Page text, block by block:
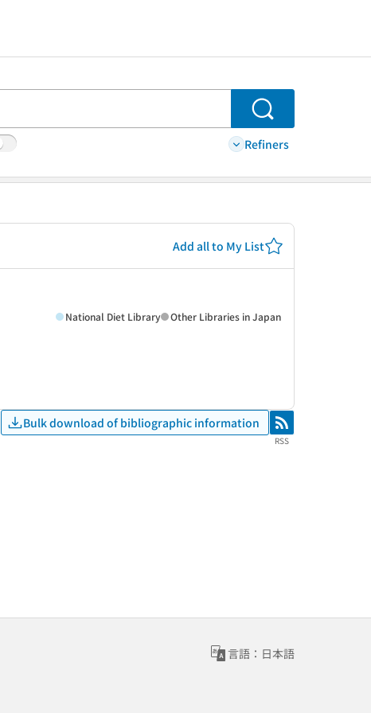
Search
Refiners
Add all to My List
National Diet Library Other Libraries in Japan
Bulk download of bibliographic information RSS
RSS
言語：日本語